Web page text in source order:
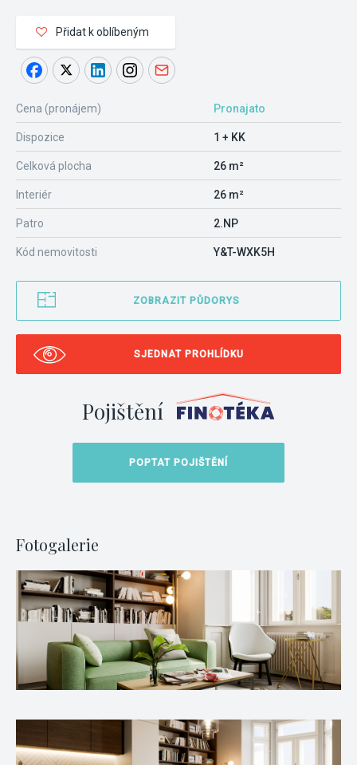
Přidat k oblíbeným
Cena (pronájem) Pronajato
Dispozice 1 + KK
Celková plocha 26 m²
Interiér 26 m²
Patro 2.NP
Kód nemovitosti Y&T-WXK5H
ZOBRAZIT PŮDORYS
SJEDNAT PROHLÍDKU
Pojištění
POPTAT POJIŠTĚNÍ
Fotogalerie